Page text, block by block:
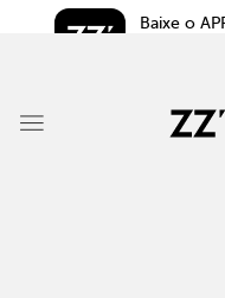
Baixe o